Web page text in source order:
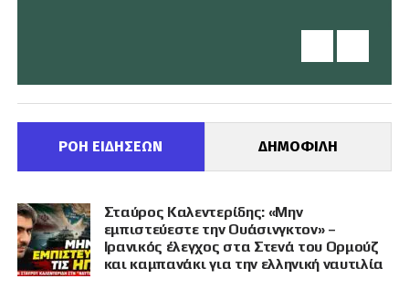
ΡΟΗ ΕΙΔΗΣΕΩΝ ΔΗΜΟΦΙΛΗ
Σταύρος Καλεντερίδης: «Μην
εμπιστεύεστε την Ουάσινγκτον» –
Ιρανικός έλεγχος στα Στενά του Ορμούζ
και καμπανάκι για την ελληνική ναυτιλία